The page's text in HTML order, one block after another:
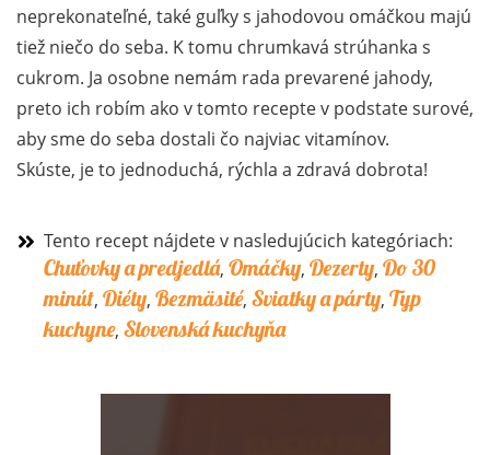
neprekonateľné, také guľky s jahodovou omáčkou majú
tiež niečo do seba. K tomu chrumkavá strúhanka s
cukrom. Ja osobne nemám rada prevarené jahody,
preto ich robím ako v tomto recepte v podstate surové,
aby sme do seba dostali čo najviac vitamínov.
Skúste, je to jednoduchá, rýchla a zdravá dobrota!
Tento recept nájdete v nasledujúcich kategóriach:
Chuťovky a predjedlá, Omáčky, Dezerty, Do 30
minút, Diéty, Bezmäsité, Sviatky a párty, Typ
kuchyne, Slovenská kuchyňa